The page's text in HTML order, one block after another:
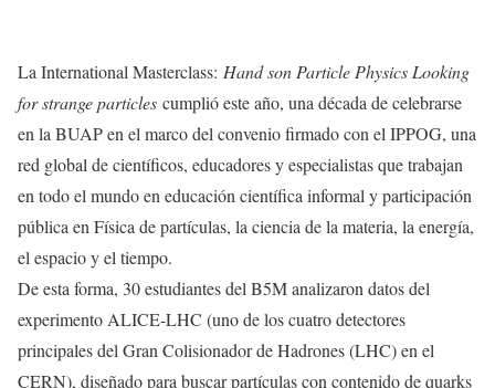
La International Masterclass: Hand son Particle Physics Looking
for strange particles cumplió este año, una década de celebrarse
en la BUAP en el marco del convenio firmado con el IPPOG, una
red global de científicos, educadores y especialistas que trabajan
en todo el mundo en educación científica informal y participación
pública en Física de partículas, la ciencia de la materia, la energía,
el espacio y el tiempo.
De esta forma, 30 estudiantes del B5M analizaron datos del
experimento ALICE-LHC (uno de los cuatro detectores
principales del Gran Colisionador de Hadrones (LHC) en el
CERN), diseñado para buscar partículas con contenido de quarks